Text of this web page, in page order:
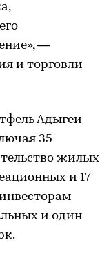
—
и торговли
Адыгеи
35
жилых
и 17
и один